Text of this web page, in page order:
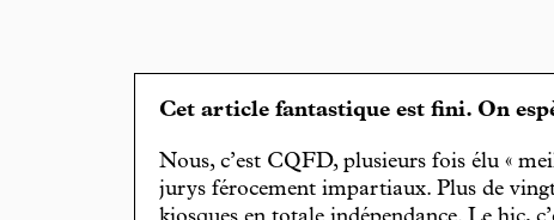
Cet article fantastique est fini. On
Nous, c’est CQFD, plusieurs fois élu «
jurys férocement impartiaux. Plus de